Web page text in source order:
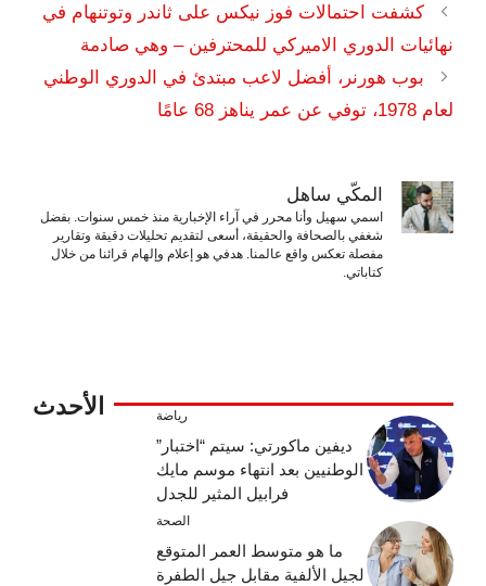
كشفت احتمالات فوز نيكس على ثاندر وتوتنهام في
نهائيات الدوري الاميركي للمحترفين – وهي صادمة
بوب هورنر، أفضل لاعب مبتدئ في الدوري الوطني
لعام 1978، توفي عن عمر يناهز 68 عامًا
المكّي ساهل
اسمي سهيل وأنا محرر في آراء الإخبارية منذ خمس سنوات. بفضل
شغفي بالصحافة والحقيقة، أسعى لتقديم تحليلات دقيقة وتقارير
مفصلة تعكس واقع عالمنا. هدفي هو إعلام وإلهام قرائنا من خلال
كتاباتي.
الأحدث رياضة
ديفين ماكورتي: سيتم “اختبار”
الوطنيين بعد انتهاء موسم مايك
فرابيل المثير للجدل
الصحة
ما هو متوسط ​​العمر المتوقع
لجيل الألفية مقابل جيل الطفرة